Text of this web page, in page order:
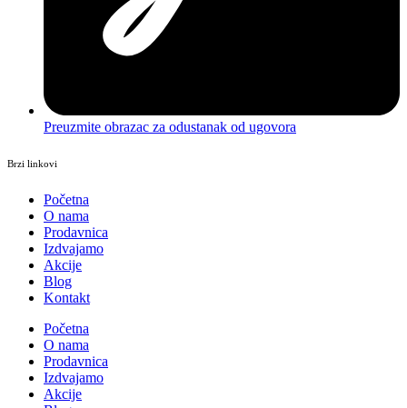
Preuzmite obrazac za odustanak od ugovora
Brzi linkovi
Početna
O nama
Prodavnica
Izdvajamo
Akcije
Blog
Kontakt
Početna
O nama
Prodavnica
Izdvajamo
Akcije